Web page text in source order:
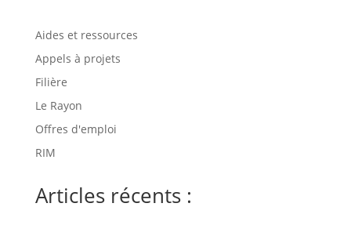
Aides et ressources
Appels à projets
Filière
Le Rayon
Offres d'emploi
RIM
Articles récents :